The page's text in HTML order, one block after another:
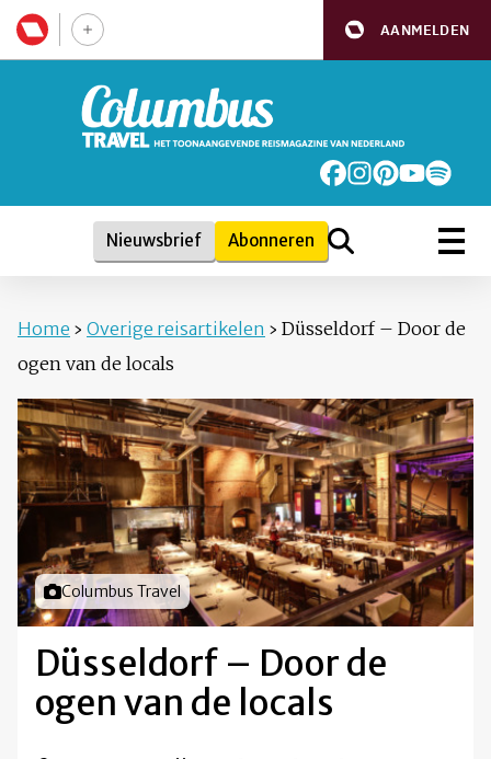
AANMELDEN
Nieuwsbrief Abonneren
Home › Overige reisartikelen › Düsseldorf – Door de
ogen van de locals
Foto door
Columbus Travel
Düsseldorf – Door de
ogen van de locals